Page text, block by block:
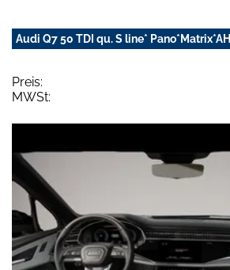
Audi Q7 50 TDI qu. S line*
Preis:
MWSt: